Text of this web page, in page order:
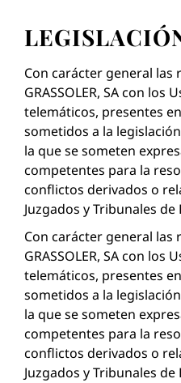
Con carácter general las
GRASSOLER, SA con los
telemáticos, presentes
sometidos a la
la que se someten
competentes para la
conflictos derivados o
Juzgados y Tribunales de
Con carácter general las
GRASSOLER, SA con los
telemáticos, presentes
sometidos a la
la que se someten
competentes para la
conflictos derivados o
Juzgados y Tribunales de